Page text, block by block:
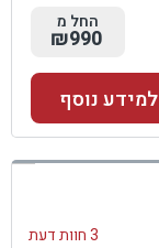
החל מ
₪990
למידע נוסף
3 חוות דעת